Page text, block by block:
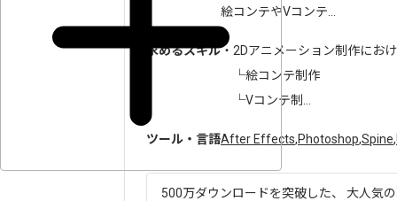
絵コンテやVコンテ...
求めるスキル・2Dアニメーション制作にお
└絵コンテ制作
└Vコンテ制...
ツール・言語After Effects,Photoshop,Spine,
500万ダウンロードを突破した、 大人気